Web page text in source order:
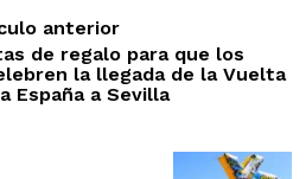
anterior
de regalo para que los
la llegada de la Vuelta
España a Sevilla